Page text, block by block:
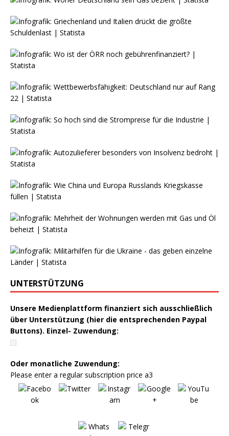
UNTERSTÜTZUNG
Unsere Medienplattform finanziert sich ausschließlich
über Unterstützung (hier die entsprechenden Paypal
Buttons). Einzel- Zuwendung:
Oder monatliche Zuwendung:
Please enter a regular subscription price a3